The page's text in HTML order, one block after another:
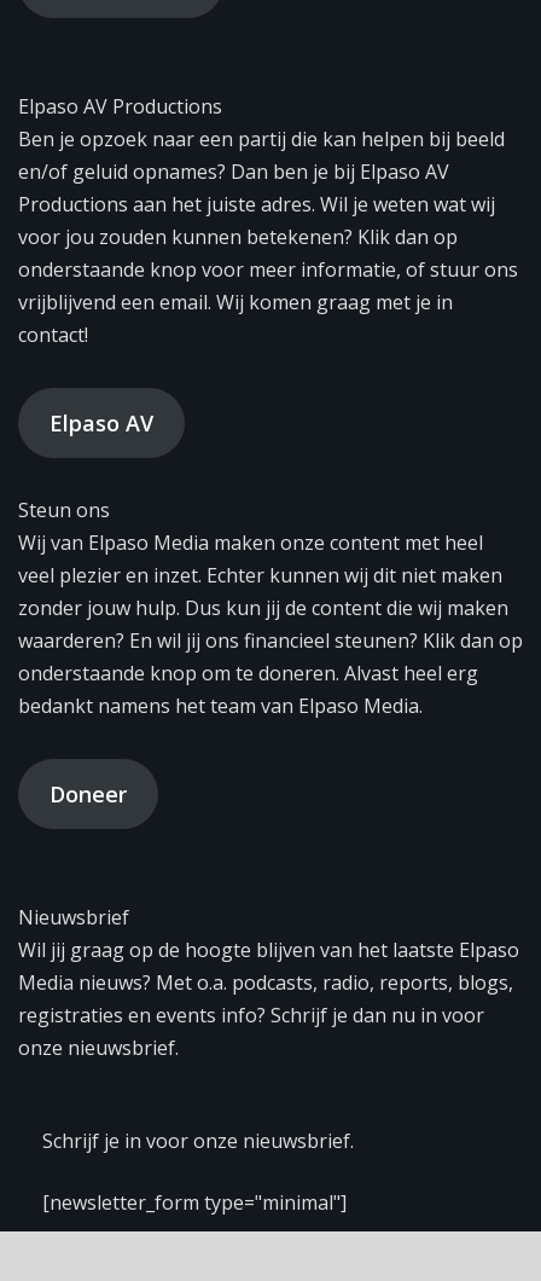
Elpaso AV Productions
Ben je opzoek naar een partij die kan helpen bij beeld
en/of geluid opnames? Dan ben je bij Elpaso AV
Productions aan het juiste adres. Wil je weten wat wij
voor jou zouden kunnen betekenen? Klik dan op
onderstaande knop voor meer informatie, of stuur ons
vrijblijvend een email. Wij komen graag met je in
contact!
Elpaso AV
Steun ons
Wij van Elpaso Media maken onze content met heel
veel plezier en inzet. Echter kunnen wij dit niet maken
zonder jouw hulp. Dus kun jij de content die wij maken
waarderen? En wil jij ons financieel steunen? Klik dan op
onderstaande knop om te doneren. Alvast heel erg
bedankt namens het team van Elpaso Media.
Doneer
Nieuwsbrief
Wil jij graag op de hoogte blijven van het laatste Elpaso
Media nieuws? Met o.a. podcasts, radio, reports, blogs,
registraties en events info? Schrijf je dan nu in voor
onze nieuwsbrief.
Schrijf je in voor onze nieuwsbrief.
[newsletter_form type="minimal"]